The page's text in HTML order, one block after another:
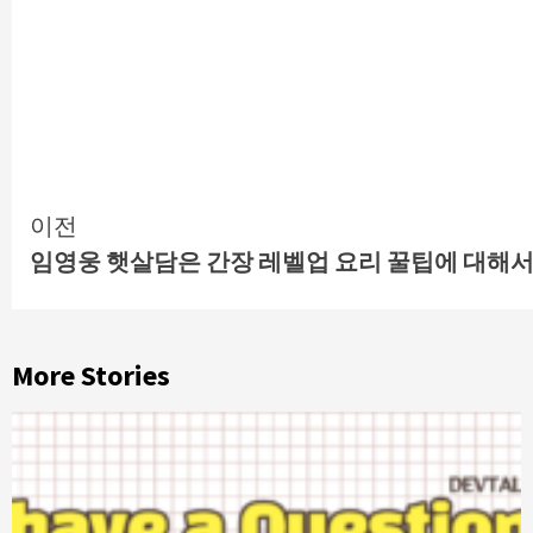
Continue
Reading
이전
임영웅 햇살담은 간장 레벨업 요리 꿀팁에 대해
More Stories